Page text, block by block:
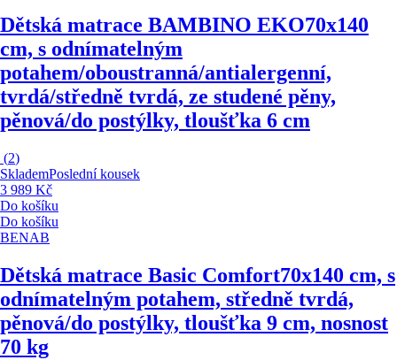
Dětská matrace BAMBINO EKO70x140
cm, s odnímatelným
potahem/oboustranná/antialergenní,
tvrdá/středně tvrdá, ze studené pěny,
pěnová/do postýlky, tloušťka 6 cm
(2)
SklademPoslední kousek
3 989 Kč
Do košíku
Do košíku
BENAB
Dětská matrace Basic Comfort70x140 cm, s
odnímatelným potahem, středně tvrdá,
pěnová/do postýlky, tloušťka 9 cm, nosnost
70 kg